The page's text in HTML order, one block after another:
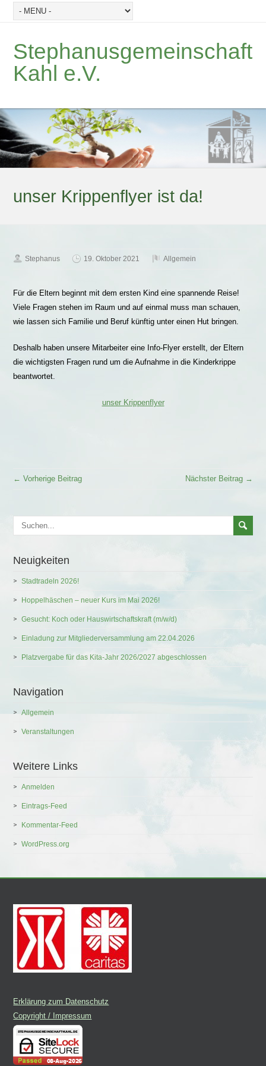
Stephanusgemeinschaft
Kahl e.V.
unser Krippenflyer ist da!
Stephanus 19. Oktober 2021 Allgemein
Für die Eltern beginnt mit dem ersten Kind eine spannende Reise!
Viele Fragen stehen im Raum und auf einmal muss man schauen,
wie lassen sich Familie und Beruf künftig unter einen Hut bringen.
Deshalb haben unsere Mitarbeiter eine Info-Flyer erstellt, der Eltern
die wichtigsten Fragen rund um die Aufnahme in die Kinderkrippe
beantwortet.
unser Krippenflyer
← Vorherige Beitrag Nächster Beitrag →
Neuigkeiten
Stadtradeln 2026!
Hoppelhäschen – neuer Kurs im Mai 2026!
Gesucht: Koch oder Hauswirtschaftskraft (m/w/d)
Einladung zur Mitgliederversammlung am 22.04.2026
Platzvergabe für das Kita-Jahr 2026/2027 abgeschlossen
Navigation
Allgemein
Veranstaltungen
Weitere Links
Anmelden
Eintrags-Feed
Kommentar-Feed
WordPress.org
Erklärung zum Datenschutz
Copyright / Impressum